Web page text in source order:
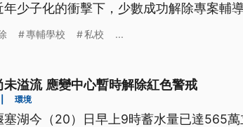
少子化的衝擊下，少數成功解除專案輔導
專輔學校 私校 ...
溢流 應變中心暫時解除紅色警戒
環境
塞湖今（20）日早上9時蓄水量已達565